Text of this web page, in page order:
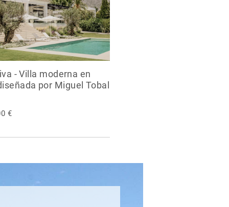
- Villa moderna en
por Miguel Tobal
€